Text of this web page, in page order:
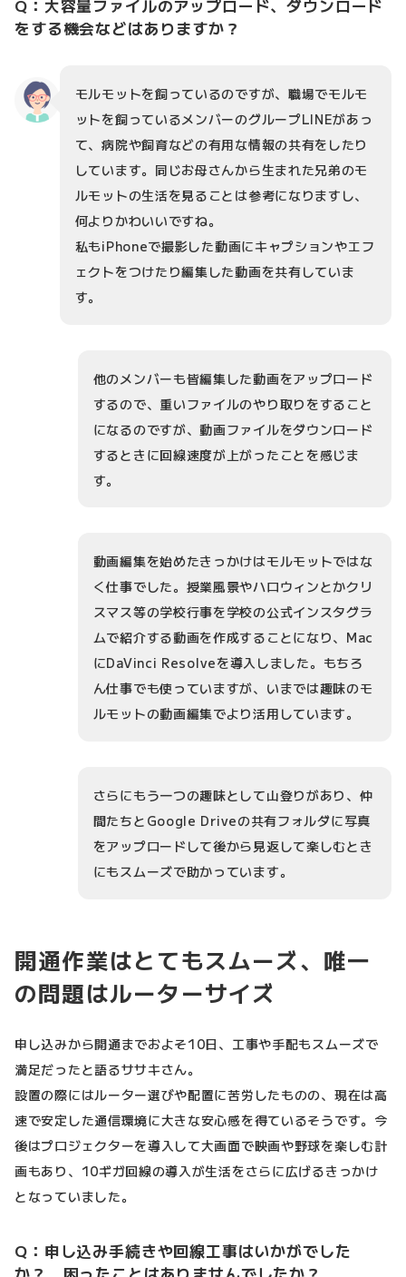
Q：大容量ファイルのアップロード、ダウンロード
をする機会などはありますか？
モルモットを飼っているのですが、職場でモルモ
ットを飼っているメンバーのグループLINEがあっ
て、病院や飼育などの有用な情報の共有をしたり
しています。同じお母さんから生まれた兄弟のモ
ルモットの生活を見ることは参考になりますし、
何よりかわいいですね。
私もiPhoneで撮影した動画にキャプションやエフ
ェクトをつけたり編集した動画を共有していま
す。
他のメンバーも皆編集した動画をアップロード
するので、重いファイルのやり取りをすること
になるのですが、動画ファイルをダウンロード
するときに回線速度が上がったことを感じま
す。
動画編集を始めたきっかけはモルモットではな
く仕事でした。授業風景やハロウィンとかクリ
スマス等の学校行事を学校の公式インスタグラ
ムで紹介する動画を作成することになり、Mac
にDaVinci Resolveを導入しました。もちろ
ん仕事でも使っていますが、いまでは趣味のモ
ルモットの動画編集でより活用しています。
さらにもう一つの趣味として山登りがあり、仲
間たちとGoogle Driveの共有フォルダに写真
をアップロードして後から見返して楽しむとき
にもスムーズで助かっています。
開通作業はとてもスムーズ、唯一
の問題はルーターサイズ
申し込みから開通までおよそ10日、工事や手配もスムーズで
満足だったと語るササキさん。
設置の際にはルーター選びや配置に苦労したものの、現在は高
速で安定した通信環境に大きな安心感を得ているそうです。今
後はプロジェクターを導入して大画面で映画や野球を楽しむ計
画もあり、10ギガ回線の導入が生活をさらに広げるきっかけ
となっていました。
Q：申し込み手続きや回線工事はいかがでした